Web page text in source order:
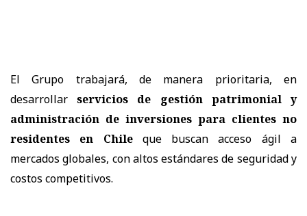
El Grupo trabajará, de manera prioritaria, en
desarrollarservicios de gestión patrimonial y
administración de inversiones para clientes no
residentes en Chileque buscan acceso ágil a
mercados globales, con altos estándares de seguridad y
costos competitivos.